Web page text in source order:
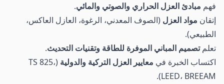
فهم مبادئ العزل الحراري والصوتي والمائي.
إتقان مواد العزل (الصوف المعدني، الرغوة، العازل العاكس،
الطبيعي).
تعلمتصميم المباني الموفرة للطاقة وتقنيات التحديث.
اكتساب الخبرة في معايير العزل التركية والدولية (TS 825،
LEED، BREEAM).